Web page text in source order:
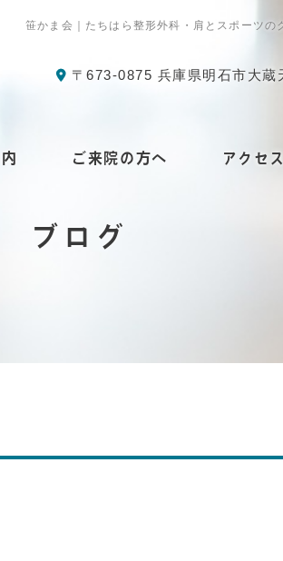
笹かま会｜たちはら整形外科・肩とスポーツ
〒673-0875 兵庫県明石市大蔵
ご来院の方へ アクセ
ブログ